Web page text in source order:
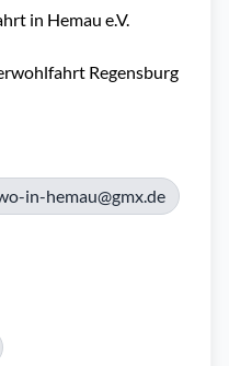
in Hemau e.V.
Regensburg
in-hemau@gmx.de